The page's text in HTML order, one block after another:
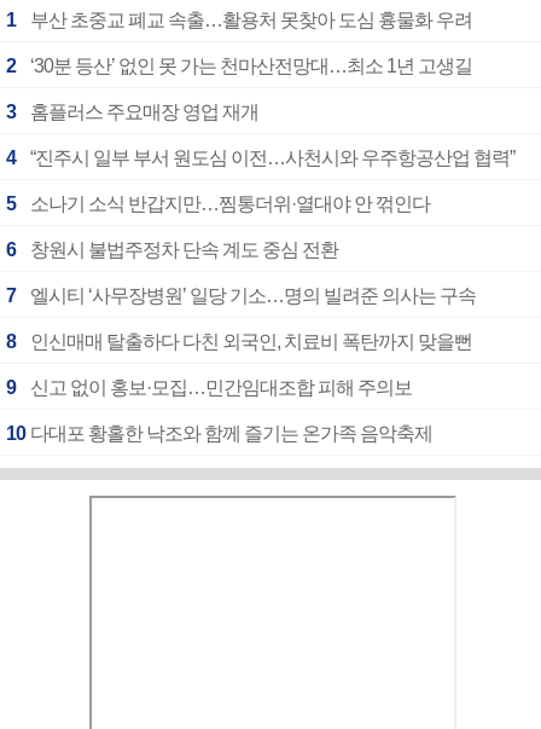
1 부산 초중교 폐교 속출…활용처 못찾아 도심 흉물화 우려
2 ‘30분 등산’ 없인 못 가는 천마산전망대…최소 1년 고생길
3 홈플러스 주요매장 영업 재개
4 “진주시 일부 부서 원도심 이전…사천시와 우주항공산업 협력”
5 소나기 소식 반갑지만…찜통더위·열대야 안 꺾인다
6 창원시 불법주정차 단속 계도 중심 전환
7 엘시티 ‘사무장병원’ 일당 기소…명의 빌려준 의사는 구속
8 인신매매 탈출하다 다친 외국인, 치료비 폭탄까지 맞을뻔
9 신고 없이 홍보·모집…민간임대조합 피해 주의보
10 다대포 황홀한 낙조와 함께 즐기는 온가족 음악축제